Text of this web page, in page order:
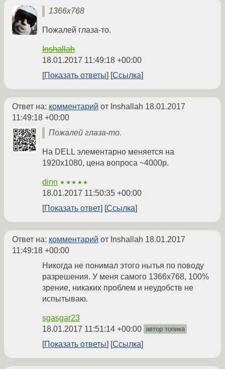
1366x768
Пожалей глаза-то.
Inshallah
18.01.2017 11:49:18 +00:00
Показать ответы
Ссылка
Ответ на: комментарий от Inshallah 18.01.2017
11:49:18 +00:00
Пожалей глаза-то.
На DELL элементарно меняется на
1920x1080, цена вопроса ~4000р.
dinn ★★★★★
18.01.2017 11:50:35 +00:00
Показать ответ
Ссылка
Ответ на: комментарий от Inshallah 18.01.2017
11:49:18 +00:00
Никогда не понимал этого нытья по поводу
разрешения. У меня самого 1366x768, 100%
зрение, никаких проблем и неудобств не
испытываю.
sgasgar23
18.01.2017 11:51:14 +00:00 автор топика
Показать ответы Ссылка